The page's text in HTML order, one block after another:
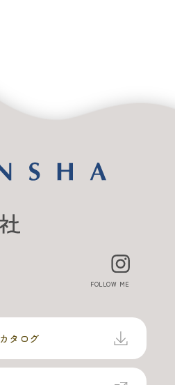
FOLLOW ME
カタログ